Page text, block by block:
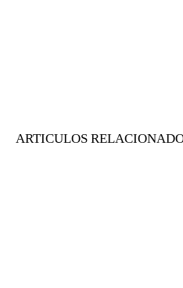
ARTICULOS